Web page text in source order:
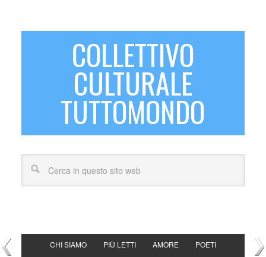
COLLETTIVO
CULTURALE
TUTTOMONDO
CHI SIAMO PIÙ LETTI AMORE POETI